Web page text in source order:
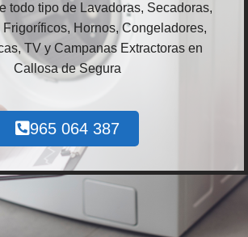
todo tipo de Lavadoras, Secadoras,
Frigoríficos, Hornos, Congeladores,
TV y Campanas Extractoras en
Callosa de Segura
965 064 387